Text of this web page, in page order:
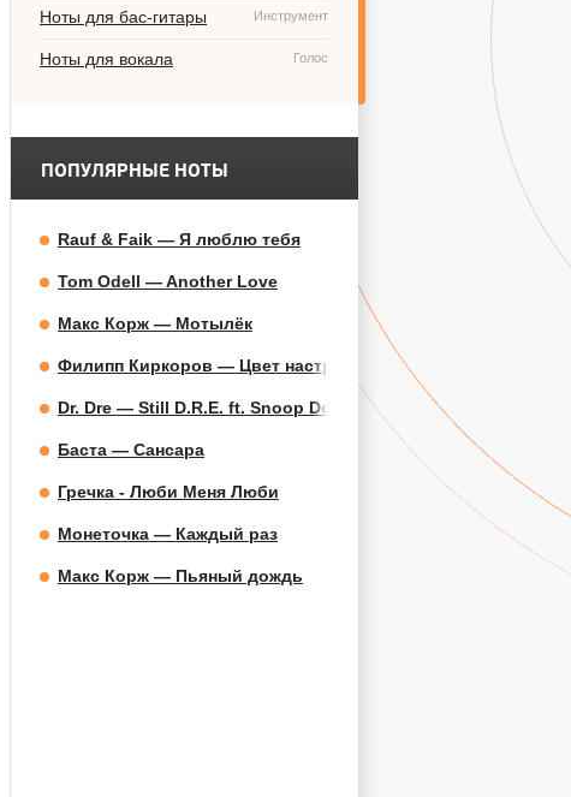
Ноты для бас-гитары Инструмент
Ноты для вокала Голос
ПОПУЛЯРНЫЕ НОТЫ
Rauf & Faik — Я люблю тебя
Tom Odell — Another Love
Макс Корж — Мотылёк
Филипп Киркоров — Цвет настроения синий
Dr. Dre — Still D.R.E. ft. Snoop Dogg
Баста — Сансара
Гречка - Люби Меня Люби
Монеточка — Каждый раз
Макс Корж — Пьяный дождь